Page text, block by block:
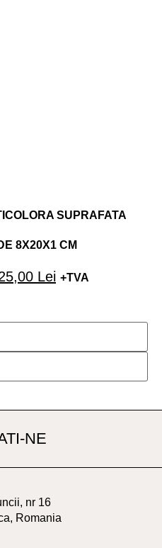
SUPRAFATA
8X20X1 CM
Lei +TVA
NE
nr 16
Romania